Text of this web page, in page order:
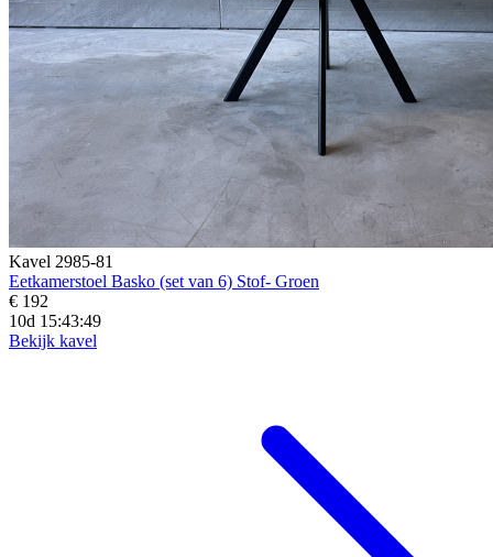
Kavel 2985-81
Eetkamerstoel Basko (set van 6) Stof- Groen
€ 192
10d 15:43:48
Bekijk kavel